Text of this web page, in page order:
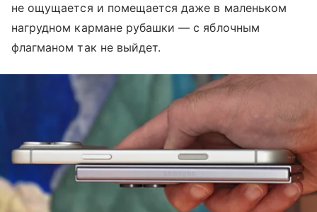
не ощущается и помещается даже в маленьком
нагрудном кармане рубашки — с яблочным
флагманом так не выйдет.